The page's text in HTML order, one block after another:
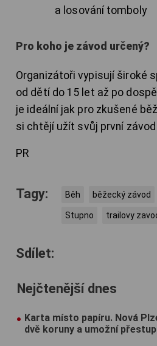
a losování tomboly
Pro koho je závod určený?
Organizátoři vypisují široké
od dětí do 15 let až po
je ideální jak pro zkušené
si chtějí užít svůj první
PR
Tagy: Běh běžecký závod
Stupno trailovy
Sdílet:
Nejčtenější dnes
Karta místo papíru. Nová
dvě koruny a umožní přestup